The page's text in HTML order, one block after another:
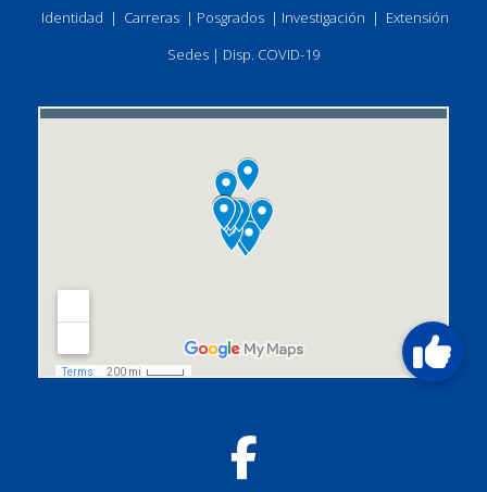
Identidad | Carreras | Posgrados | Investigación | Extensión
Sedes | Disp. COVID-19